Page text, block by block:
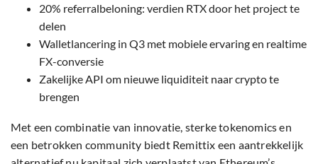
20% referralbeloning: verdien RTX door het project te
delen
Walletlancering in Q3 met mobiele ervaring en realtime
FX-conversie
Zakelijke API om nieuwe liquiditeit naar crypto te
brengen
Met een combinatie van innovatie, sterke tokenomics en
een betrokken community biedt Remittix een aantrekkelijk